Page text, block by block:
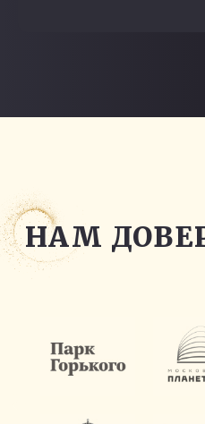
СО СМАРТФОНА
В ПОДАРОК